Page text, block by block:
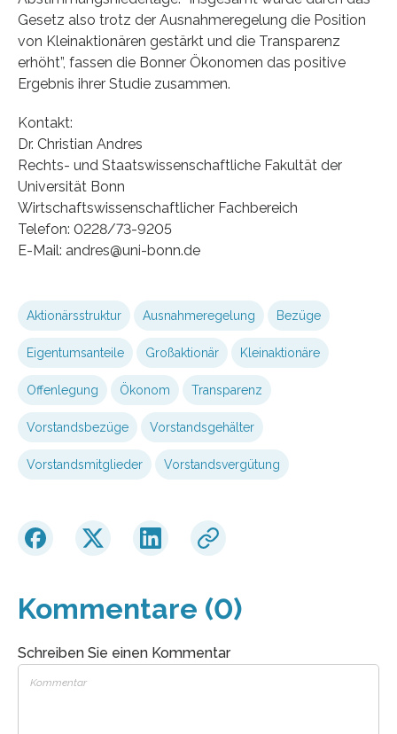
Gesetz also trotz der Ausnahmeregelung die Position
von Kleinaktionären gestärkt und die Transparenz
erhöht”, fassen die Bonner Ökonomen das positive
Ergebnis ihrer Studie zusammen.
Kontakt:
Dr. Christian Andres
Rechts- und Staatswissenschaftliche Fakultät der
Universität Bonn
Wirtschaftswissenschaftlicher Fachbereich
Telefon: 0228/73-9205
E-Mail: andres@uni-bonn.de
Aktionärsstruktur Ausnahmeregelung Bezüge
Eigentumsanteile Großaktionär Kleinaktionäre
Offenlegung Ökonom Transparenz
Vorstandsbezüge Vorstandsgehälter
Vorstandsmitglieder Vorstandsvergütung
Kommentare (0)
Schreiben Sie einen Kommentar